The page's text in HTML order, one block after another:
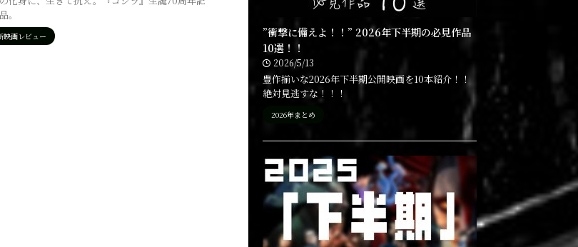
。
映画レビュー
”衝撃に備えよ！！” 2026年下半期の必見作品
10選！！
2026/5/13
豊作揃いな2026年下半期公開映画を10本紹介！！
絶対見逃すな！！！
2026年まとめ